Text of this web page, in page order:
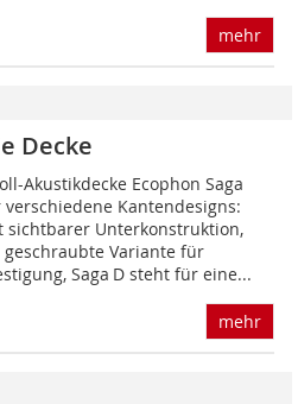
mehr
Decke
Akustikdecke Ecophon Saga
Kantendesigns:
sichtbarer Unterkonstruktion,
geschraubte Variante für
Saga D steht für eine...
mehr